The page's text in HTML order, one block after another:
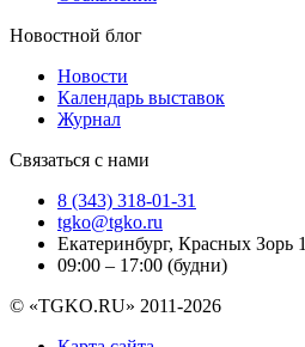
Новостной блог
Новости
Календарь выставок
Журнал
Связаться с нами
8 (343) 318-01-31
tgko@tgko.ru
Екатеринбург, Красных Зорь 1
09:00 – 17:00 (будни)
© «TGKO.RU» 2011-2026